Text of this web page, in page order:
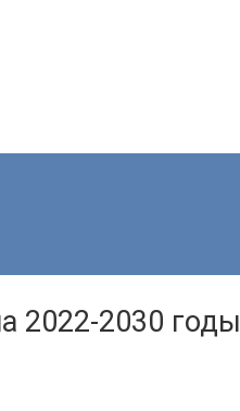
2022-2030 годы